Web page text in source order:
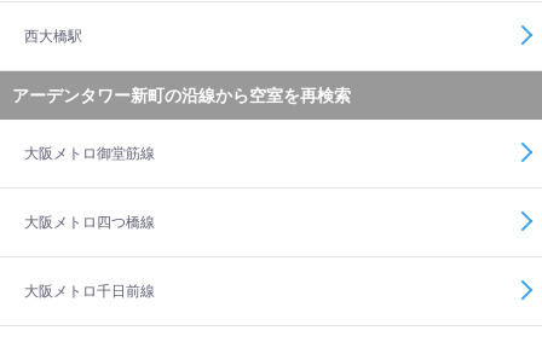
西大橋駅
アーデンタワー新町の沿線から空室を再検索
大阪メトロ御堂筋線
大阪メトロ四つ橋線
大阪メトロ千日前線